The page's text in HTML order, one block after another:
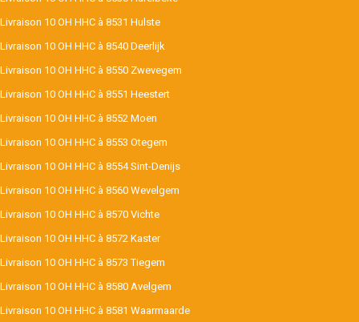
Livraison 10 OH HHC à 8531 Hulste
Livraison 10 OH HHC à 8540 Deerlijk
Livraison 10 OH HHC à 8550 Zwevegem
Livraison 10 OH HHC à 8551 Heestert
Livraison 10 OH HHC à 8552 Moen
Livraison 10 OH HHC à 8553 Otegem
Livraison 10 OH HHC à 8554 Sint-Denijs
Livraison 10 OH HHC à 8560 Wevelgem
Livraison 10 OH HHC à 8570 Vichte
Livraison 10 OH HHC à 8572 Kaster
Livraison 10 OH HHC à 8573 Tiegem
Livraison 10 OH HHC à 8580 Avelgem
Livraison 10 OH HHC à 8581 Waarmaarde